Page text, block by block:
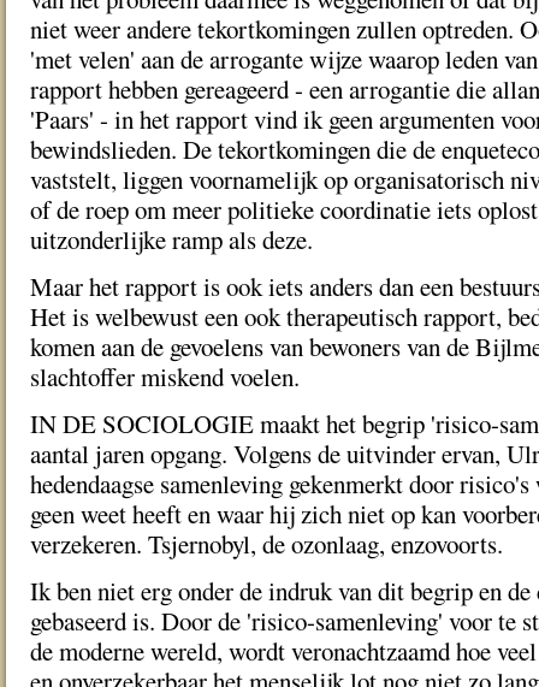
niet weer andere tekortkomingen zullen optreden.
'met velen' aan de arrogante wijze waarop leden
rapport hebben gereageerd - een arrogantie die
'Paars' - in het rapport vind ik geen argumenten
bewindslieden. De tekortkomingen die de
vaststelt, liggen voornamelijk op organisatorisch
of de roep om meer politieke coordinatie iets
uitzonderlijke ramp als deze.
Maar het rapport is ook iets anders dan een
Het is welbewust een ook therapeutisch rapport,
komen aan de gevoelens van bewoners van de
slachtoffer miskend voelen.
IN DE SOCIOLOGIE maakt het begrip 'risico-
aantal jaren opgang. Volgens de uitvinder ervan,
hedendaagse samenleving gekenmerkt door risico's
geen weet heeft en waar hij zich niet op kan
verzekeren. Tsjernobyl, de ozonlaag, enzovoorts.
Ik ben niet erg onder de indruk van dit begrip en de
gebaseerd is. Door de 'risico-samenleving' voor te
de moderne wereld, wordt veronachtzaamd hoe